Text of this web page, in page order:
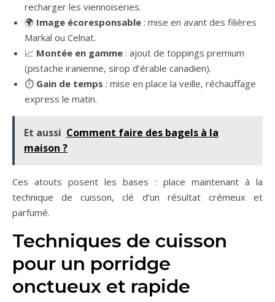
recharger les viennoiseries.
🌍 Image écoresponsable : mise en avant des filières
Markal ou Celnat.
📈 Montée en gamme : ajout de toppings premium
(pistache iranienne, sirop d’érable canadien).
⏱️ Gain de temps : mise en place la veille, réchauffage
express le matin.
Et aussi Comment faire des bagels à la
maison ?
Ces atouts posent les bases : place maintenant à la
technique de cuisson, clé d’un résultat crémeux et
parfumé.
Techniques de cuisson
pour un porridge
onctueux et rapide